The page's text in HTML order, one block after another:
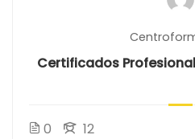
Certificados
0 12